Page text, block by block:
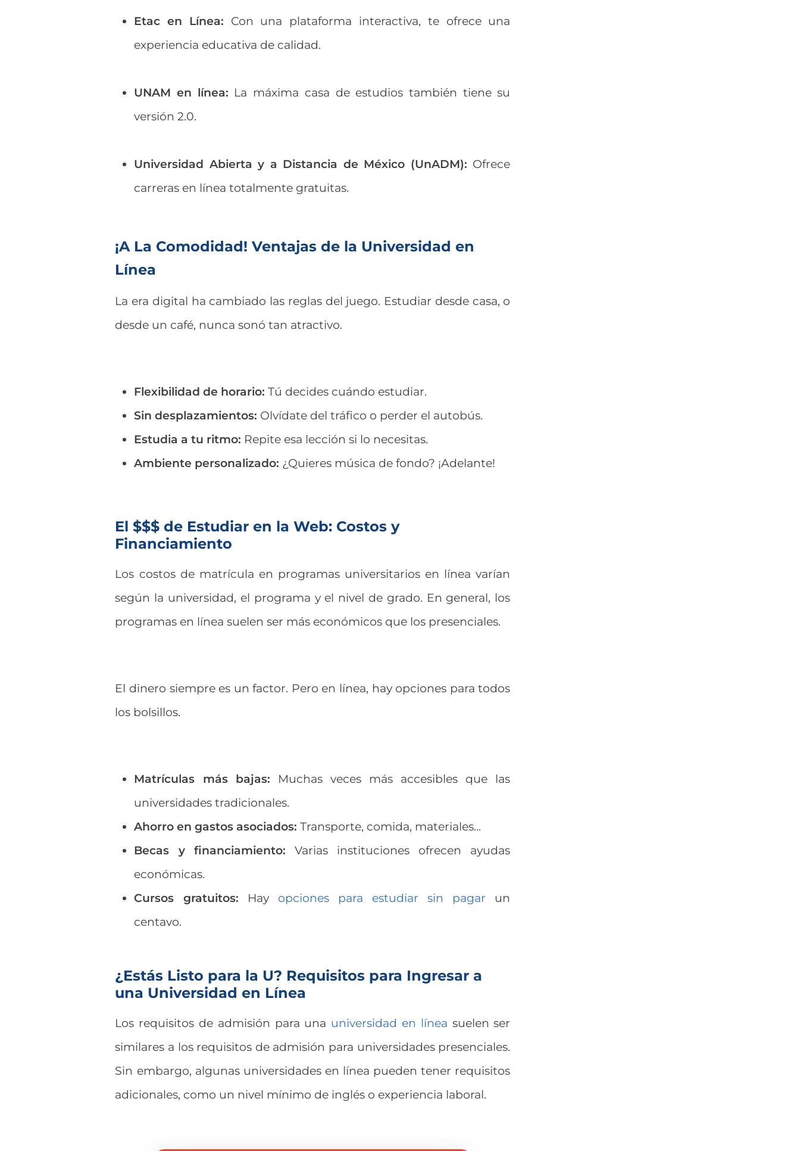
Etac en Línea: Con una plataforma interactiva, te ofrece una
experiencia educativa de calidad.
UNAM en línea: La máxima casa de estudios también tiene su
versión 2.0.
Universidad Abierta y a Distancia de México (UnADM): Ofrece
carreras en línea totalmente gratuitas.
¡A La Comodidad! Ventajas de la Universidad en
Línea
La era digital ha cambiado las reglas del juego. Estudiar desde casa, o
desde un café, nunca sonó tan atractivo.
Flexibilidad de horario: Tú decides cuándo estudiar.
Sin desplazamientos: Olvídate del tráfico o perder el autobús.
Estudia a tu ritmo: Repite esa lección si lo necesitas.
Ambiente personalizado: ¿Quieres música de fondo? ¡Adelante!
El $$$ de Estudiar en la Web: Costos y
Financiamiento
Los costos de matrícula en programas universitarios en línea varían
según la universidad, el programa y el nivel de grado. En general, los
programas en línea suelen ser más económicos que los presenciales.
El dinero siempre es un factor. Pero en línea, hay opciones para todos
los bolsillos.
Matrículas más bajas: Muchas veces más accesibles que las
universidades tradicionales.
Ahorro en gastos asociados: Transporte, comida, materiales...
Becas y financiamiento: Varias instituciones ofrecen ayudas
económicas.
Cursos gratuitos: Hay opciones para estudiar sin pagar un
centavo.
¿Estás Listo para la U? Requisitos para Ingresar a
una Universidad en Línea
Los requisitos de admisión para una universidad en línea suelen ser
similares a los requisitos de admisión para universidades presenciales.
Sin embargo, algunas universidades en línea pueden tener requisitos
adicionales, como un nivel mínimo de inglés o experiencia laboral.